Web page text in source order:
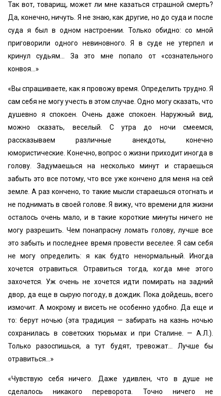
Так вот, товарищ, может ли мне казаться страшной смерть?
Да, конечно, ничуть. Я не знаю, как другие, но до суда и после
суда я был в одном настроении. Только обидно: со мной
приговорили одного невиновного. Я в суде не утерпел и
кринул судьям… За это мне попало от «сознательного
конвоя...»
«Вы спрашиваете, как я провожу время. Определить трудно. Я
сам себя не могу учесть в этом случае. Одно могу сказать, что
душевно я спокоен. Очень даже спокоен. Наружный вид,
можно сказать, веселый. С утра до ночи смеемся,
рассказываем различные анекдоты, конечно
юмористические. Конечно, вопрос о жизни приходит иногда в
голову. Задумаешься на несколько минут и стараешься
забыть это все потому, что все уже кончено для меня на сей
земле. А раз кончено, то такие мысли стараешься отогнать и
не поднимать в своей голове. Я вижу, что времени для жизни
осталось очень мало, и в такие короткие минуты ничего не
могу разрешить. Чем понапрасну ломать голову, лучше все
это забыть и последнее время провести веселее. Я сам себя
не могу определить: я как будто ненормальный. Иногда
хочется отравиться. Отравиться тогда, когда мне этого
захочется. Уж очень не хочется идти помирать на задний
двор, да еще в сырую погоду, в дождик. Пока дойдешь, всего
измочит. А мокрому и висеть не особенно удобно. Да еще и
то: берут ночью (эта традиция — забирать на казнь ночью
сохранилась в советских тюрьмах и при Сталине. — А.Л.).
Только разоспишься, а тут будят, тревожат… Лучше бы
отравиться…»
«Чувствую себя ничего. Даже удивлен, что в душе не
сделалось никакого переворота. Точно ничего не